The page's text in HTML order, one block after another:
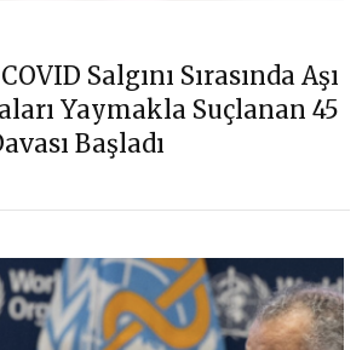
Salgını Sırasında Aşı
Yaymakla Suçlanan 45
Başladı